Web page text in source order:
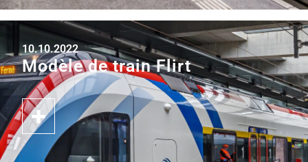
10.10.2022
Modèle de train Flirt